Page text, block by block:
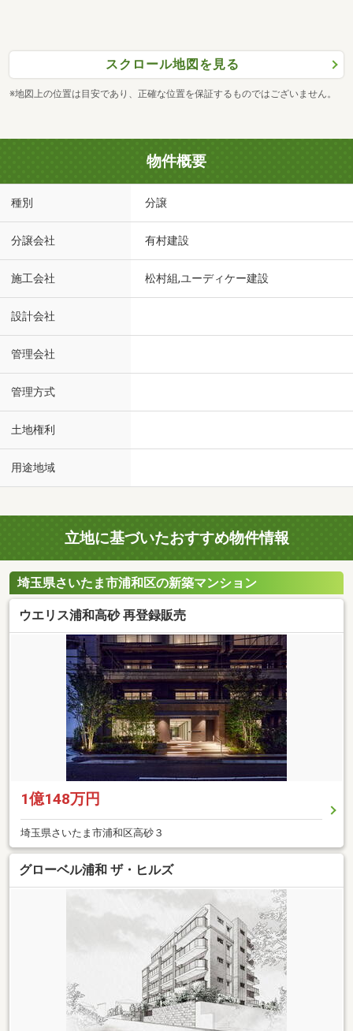
スクロール地図を見る
※地図上の位置は目安であり、正確な位置を保証するものではございません。
物件概要
種別 分譲
分譲会社 有村建設
施工会社 松村組,ユーディケー建設
設計会社
管理会社
管理方式
土地権利
用途地域
立地に基づいたおすすめ物件情報
埼玉県さいたま市浦和区の新築マンション
ウエリス浦和高砂 再登録販売
1億148万円
埼玉県さいたま市浦和区高砂３
グローベル浦和 ザ・ヒルズ